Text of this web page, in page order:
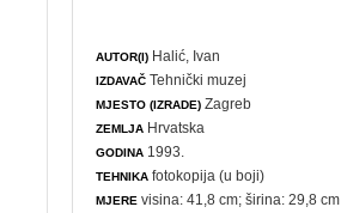
AUTOR(I) Halić, Ivan
IZDAVAČ Tehnički muzej
MJESTO (IZRADE) Zagreb
ZEMLJA Hrvatska
GODINA 1993.
TEHNIKA fotokopija (u boji)
MJERE visina: 41,8 cm; širina: 29,8 cm